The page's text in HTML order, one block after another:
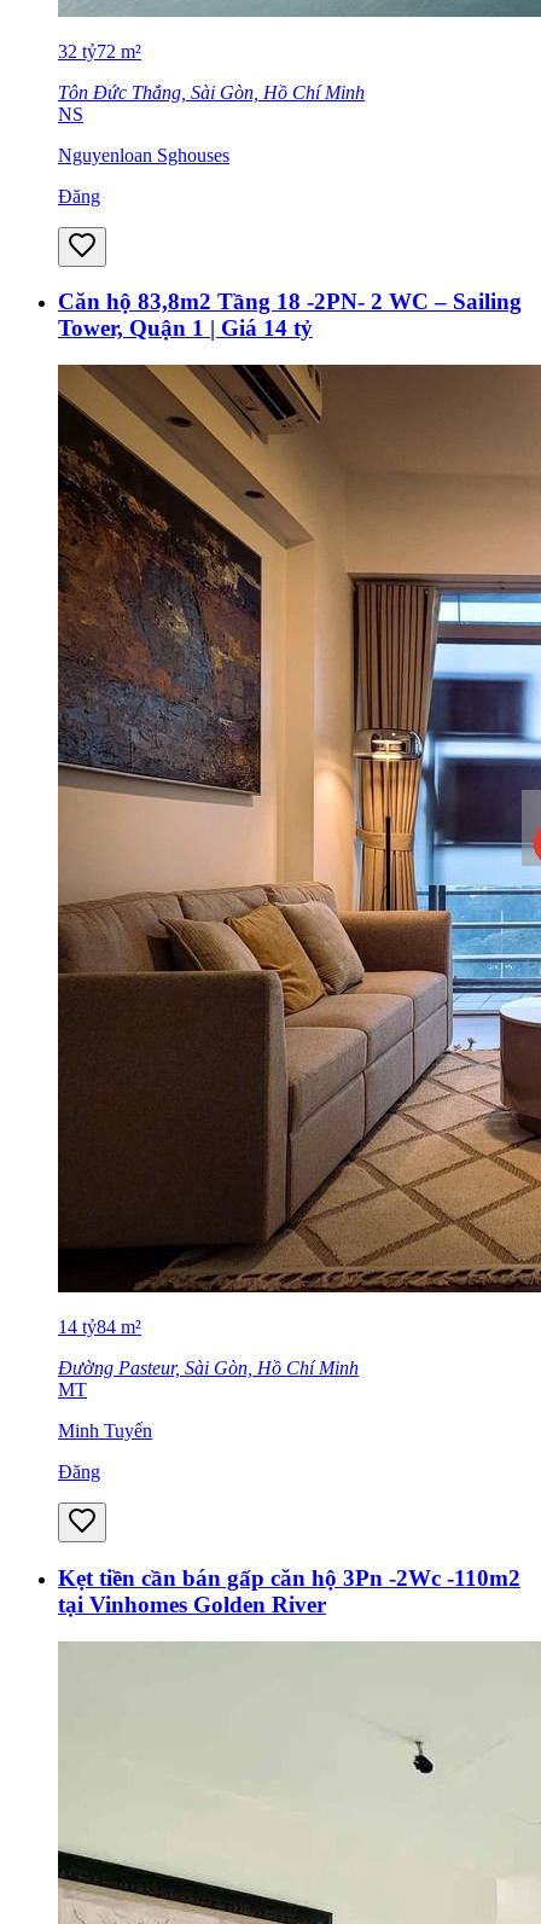
32 tỷ72 m²
Tôn Đức Thắng, Sài Gòn, Hồ Chí Minh
NS
Nguyenloan Sghouses
Đăng
Căn hộ 83,8m2 Tầng 18 -2PN- 2 WC – Sailing
Tower, Quận 1 | Giá 14 tỷ
14 tỷ84 m²
Đường Pasteur, Sài Gòn, Hồ Chí Minh
MT
Minh Tuyến
Đăng
Kẹt tiền cần bán gấp căn hộ 3Pn -2Wc -110m2
tại Vinhomes Golden River